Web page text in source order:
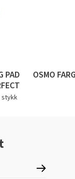
PAD
stykk
OSMO